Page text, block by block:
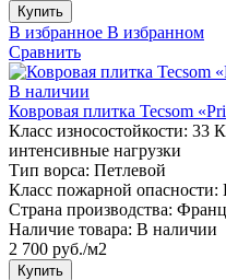
Купить
В избранное В избранном
Сравнить
В наличии
Ковровая плитка Tecsom
Класс износостойкости: 33
интенсивные нагрузки
Тип ворса: Петлевой
Класс пожарной опасности:
Страна производства:
Наличие товара: В наличии
2 700 руб./м2
Купить